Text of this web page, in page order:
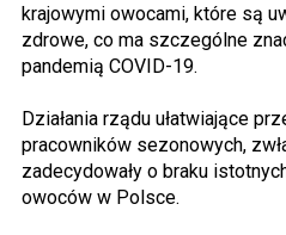
krajowymi owocami, które są
zdrowe, co ma szczególne
pandemią COVID-19.
Działania rządu ułatwiające
pracowników sezonowych,
zadecydowały o braku
owoców w Polsce.